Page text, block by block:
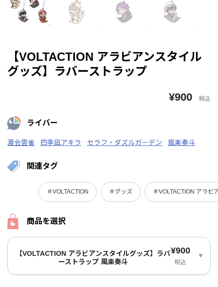
【VOLTACTION アラビアンスタイル
グッズ】ラバーストラップ
¥900 税込
ライバー
渡会雲雀 四季凪アキラ セラフ・ダズルガーデン 風楽奏斗
関連タグ
＃VOLTACTION ＃グッズ ＃VOLTACTION アラビ
商品を選択
【VOLTACTION アラビアンスタイルグッズ】ラバ
ーストラップ 風楽奏斗
¥900
税込